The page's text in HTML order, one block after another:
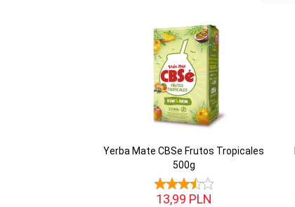
Yerba Mate CBSe Frutos Tropicales
500g
13,99 PLN